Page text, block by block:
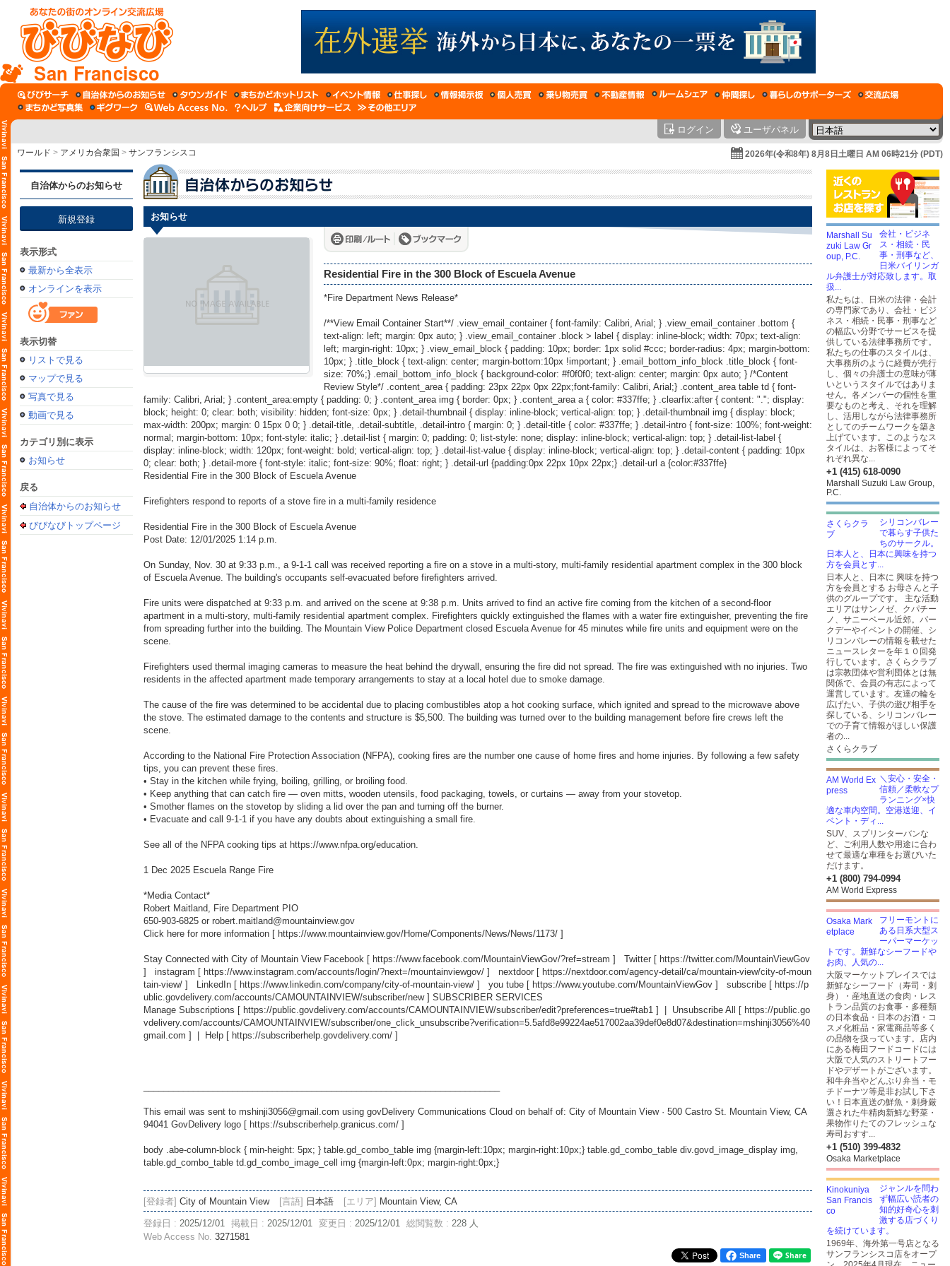
San Francisco
ログイン ユーザパネル
ワールド > アメリカ合衆国 > サンフランシスコ 2026年(令和8年) 8月8日土曜日 AM 06時21分 (PDT)
自治体からのお知らせ
新規登録
表示形式
最新から全表示
オンラインを表示
表示切替
リストで見る
マップで見る
写真で見る
動画で見る
カテゴリ別に表示
お知らせ
戻る
自治体からのお知らせ
びびなびトップページ
お知らせ
Residential Fire in the 300 Block of Escuela Avenue
*Fire Department News Release*
/**View Email Container Start**/ .view_email_container { font-family: Calibri, Arial; } .view_email_container .bottom {
text-align: left; margin: 0px auto; } .view_email_container .block > label { display: inline-block; width: 70px; text-align:
left; margin-right: 10px; } .view_email_block { padding: 10px; border: 1px solid #ccc; border-radius: 4px; margin-bottom:
10px; } .title_block { text-align: center; margin-bottom:10px !important; } .email_bottom_info_block .title_block { font-
size: 70%;} .email_bottom_info_block { background-color: #f0f0f0; text-align: center; margin: 0px auto; } /*Content
Review Style*/ .content_area { padding: 23px 22px 0px 22px;font-family: Calibri, Arial;} .content_area table td { font-
family: Calibri, Arial; } .content_area:empty { padding: 0; } .content_area img { border: 0px; } .content_area a { color: #337ffe; } .clearfix:after { content: "."; display:
block; height: 0; clear: both; visibility: hidden; font-size: 0px; } .detail-thumbnail { display: inline-block; vertical-align: top; } .detail-thumbnail img { display: block;
max-width: 200px; margin: 0 15px 0 0; } .detail-title, .detail-subtitle, .detail-intro { margin: 0; } .detail-title { color: #337ffe; } .detail-intro { font-size: 100%; font-weight:
normal; margin-bottom: 10px; font-style: italic; } .detail-list { margin: 0; padding: 0; list-style: none; display: inline-block; vertical-align: top; } .detail-list-label {
display: inline-block; width: 120px; font-weight: bold; vertical-align: top; } .detail-list-value { display: inline-block; vertical-align: top; } .detail-content { padding: 10px
0; clear: both; } .detail-more { font-style: italic; font-size: 90%; float: right; } .detail-url {padding:0px 22px 10px 22px;} .detail-url a {color:#337ffe}
Residential Fire in the 300 Block of Escuela Avenue
Firefighters respond to reports of a stove fire in a multi-family residence
Residential Fire in the 300 Block of Escuela Avenue
Post Date: 12/01/2025 1:14 p.m.
On Sunday, Nov. 30 at 9:33 p.m., a 9-1-1 call was received reporting a fire on a stove in a multi-story, multi-family residential apartment complex in the 300 block
of Escuela Avenue. The building's occupants self-evacuated before firefighters arrived.
Fire units were dispatched at 9:33 p.m. and arrived on the scene at 9:38 p.m. Units arrived to find an active fire coming from the kitchen of a second-floor
apartment in a multi-story, multi-family residential apartment complex. Firefighters quickly extinguished the flames with a water fire extinguisher, preventing the fire
from spreading further into the building. The Mountain View Police Department closed Escuela Avenue for 45 minutes while fire units and equipment were on the
scene.
Firefighters used thermal imaging cameras to measure the heat behind the drywall, ensuring the fire did not spread. The fire was extinguished with no injuries. Two
residents in the affected apartment made temporary arrangements to stay at a local hotel due to smoke damage.
The cause of the fire was determined to be accidental due to placing combustibles atop a hot cooking surface, which ignited and spread to the microwave above
the stove. The estimated damage to the contents and structure is $5,500. The building was turned over to the building management before fire crews left the
scene.
According to the National Fire Protection Association (NFPA), cooking fires are the number one cause of home fires and home injuries. By following a few safety
tips, you can prevent these fires.
• Stay in the kitchen while frying, boiling, grilling, or broiling food.
• Keep anything that can catch fire — oven mitts, wooden utensils, food packaging, towels, or curtains — away from your stovetop.
• Smother flames on the stovetop by sliding a lid over the pan and turning off the burner.
• Evacuate and call 9-1-1 if you have any doubts about extinguishing a small fire.
See all of the NFPA cooking tips at https://www.nfpa.org/education.
1 Dec 2025 Escuela Range Fire
*Media Contact*
Robert Maitland, Fire Department PIO
650-903-6825 or robert.maitland@mountainview.gov
Click here for more information [ https://www.mountainview.gov/Home/Components/News/News/1173/ ]
Stay Connected with City of Mountain View Facebook [ https://www.facebook.com/MountainViewGov/?ref=stream ] Twitter [ https://twitter.com/MountainViewGov
] instagram [ https://www.instagram.com/accounts/login/?next=/mountainviewgov/ ] nextdoor [ https://nextdoor.com/agency-detail/ca/mountain-view/city-of-moun
tain-view/ ] LinkedIn [ https://www.linkedin.com/company/city-of-mountain-view/ ] you tube [ https://www.youtube.com/MountainViewGov ] subscribe [ https://p
ublic.govdelivery.com/accounts/CAMOUNTAINVIEW/subscriber/new] SUBSCRIBER SERVICES
Manage Subscriptions [ https://public.govdelivery.com/accounts/CAMOUNTAINVIEW/subscriber/edit?preferences=true#tab1 ] | Unsubscribe All [ https://public.go
vdelivery.com/accounts/CAMOUNTAINVIEW/subscriber/one_click_unsubscribe?verification=5.5afd8e99224ae517002aa39def0e8d07&destination=mshinji3056%40
gmail.com ] | Help [ https://subscriberhelp.govdelivery.com/ ]
This email was sent to mshinji3056@gmail.com using govDelivery Communications Cloud on behalf of: City of Mountain View · 500 Castro St. Mountain View, CA
94041 GovDelivery logo [ https://subscriberhelp.granicus.com/ ]
body .abe-column-block { min-height: 5px; } table.gd_combo_table img {margin-left:10px; margin-right:10px;} table.gd_combo_table div.govd_image_display img,
table.gd_combo_table td.gd_combo_image_cell img {margin-left:0px; margin-right:0px;}
[登録者] City of Mountain View [言語] 日本語 [エリア] Mountain View, CA
登録日 : 2025/12/01 掲載日 : 2025/12/01 変更日 : 2025/12/01 総閲覧数 : 228 人
Web Access No. 3271581
Share
会社・ビジネ
ス・相続・民
事・刑事など、
日米バイリンガ
ル弁護士が対応致します。取
扱...
私たちは、日米の法律・会計
の専門家であり、会社・ビジ
ネス・相続・民事・刑事など
の幅広い分野でサービスを提
供している法律事務所です。
私たちの仕事のスタイルは、
大事務所のように経費が先行
し、個々の弁護士の意味が薄
いというスタイルではありま
せん。各メンバーの個性を重
要なものと考え、それを理解
し、活用しながら法律事務所
としてのチームワークを築き
上げています。このようなス
タイルは、お客様によってそ
れぞれ異な...
+1 (415) 618-0090
Marshall Suzuki Law Group,
P.C.
シリコンバレー
で暮らす子供た
ちのサークル。
日本人と、日本に興味を持つ
方を会員とす...
日本人と、日本に 興味を持つ
方を会員とする お母さんと子
供のグループです。 主な活動
エリアはサンノゼ、クパチー
ノ、サニーベール近郊。パー
クデーやイベントの開催、シ
リコンバレーの情報を載せた
ニュースレターを年１０回発
行しています。さくらクラブ
は宗教団体や営利団体とは無
関係で、会員の有志によって
運営しています。友達の輪を
広げたい、子供の遊び相手を
探している、シリコンバレー
での子育て情報がほしい保護
者の...
さくらクラブ
＼安心・安全・
信頼／柔軟なプ
ランニング×快
適な車内空間。空港送迎、イ
ベント・ディ...
SUV、スプリンターバンな
ど、ご利用人数や用途に合わ
せて最適な車種をお選びいた
だけます。
+1 (800) 794-0994
AM World Express
フリーモントに
ある日系大型ス
ーパーマーケッ
トです。新鮮なシーフードや
お肉、人気の...
大阪マーケットプレイスでは
新鮮なシーフード（寿司・刺
身）・産地直送の食肉・レス
トラン品質のお食事・多種類
の日本食品・日本のお酒・コ
スメ化粧品・家電商品等多く
の品物を扱っています。店内
にある梅田フードコードには
大阪で人気のストリートフー
ドやデザートがございます。
和牛弁当やどんぶり弁当・モ
チドーナツ等是非お試し下さ
い！日本直送の鮮魚・刺身厳
選された牛精肉新鮮な野菜・
果物作りたてのフレッシュな
寿司おすす...
+1 (510) 399-4832
Osaka Marketplace
ジャンルを問わ
ず幅広い読者の
知的好奇心を刺
激する店づくり
を続けています。
1969年、海外第一号店となる
サンフランシスコ店をオープ